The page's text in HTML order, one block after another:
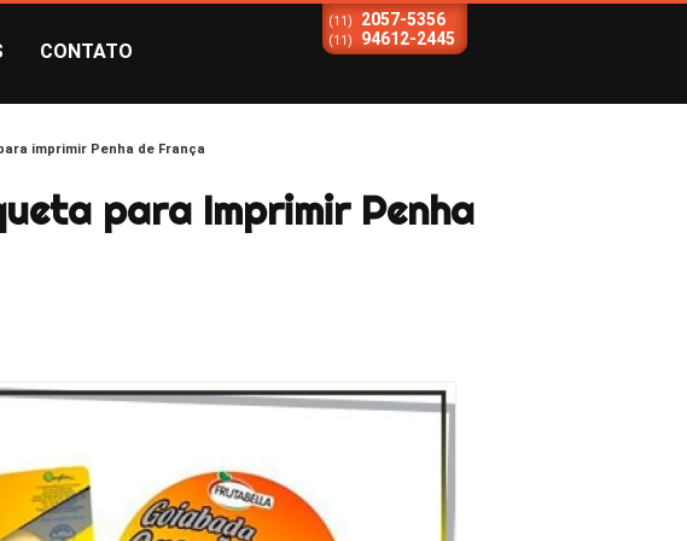
CONTATO
(11) 2057-5356
(11) 94612-2445
imprimir Penha de França
para Imprimir Penha